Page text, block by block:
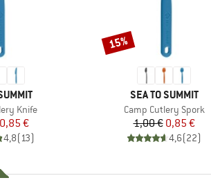
Knife
pris
0,85 €
4,8(13)
MÆRKE
SEA TO SUMMIT
Artikel
Camp Cutlery Spork
Pris
1,00 €Nedsat pris
0,85 €
4,6(22)
Rabat
15%